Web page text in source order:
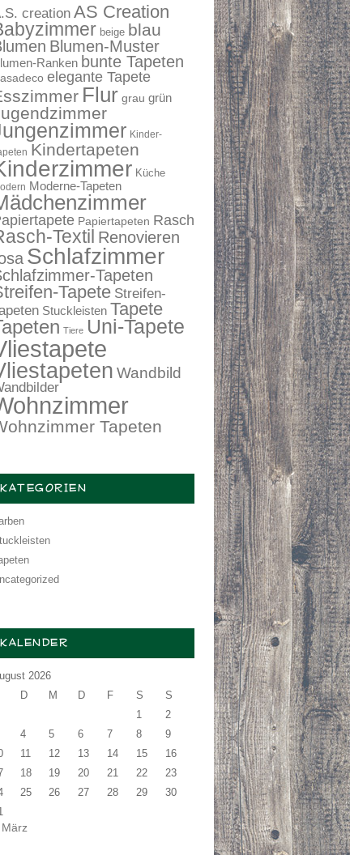
creation AS Creation
beige blau
Blumen-Muster
Ranken bunte Tapeten
elegante Tapete
Flur grau grün
Kinder-
Kindertapeten
Küche
Moderne-Tapeten
Papiertapeten Rasch
Textil Renovieren
Schlafzimmer
Tapeten
Tapete Streifen-
Stuckleisten Tapete
Tiere Uni-Tapete
Wandbild
Tapeten
KATEGORIEN
KALENDER
2026
D M D F S
S
1
2
4 5 6 7 8
9
11 12 13 14 15
16
18 19 20 21 22
23
25 26 27 28 29
30